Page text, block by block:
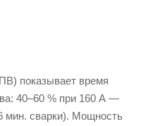
показывает время
40–60 % при 160 А —
мин. сварки). Мощность